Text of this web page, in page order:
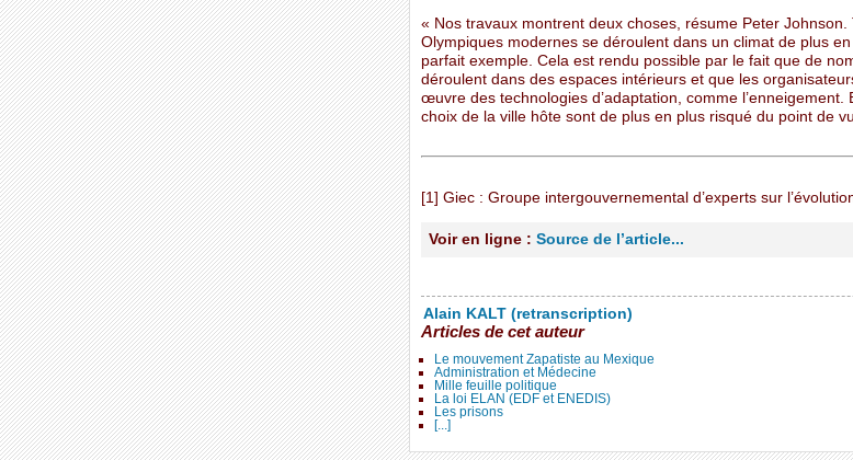
« Nos travaux montrent deux choses, résume Peter Johnson.
Olympiques modernes se déroulent dans un climat de plus
parfait exemple. Cela est rendu possible par le fait que de
déroulent dans des espaces intérieurs et que les
œuvre des technologies d’adaptation, comme l’enneigement.
choix de la ville hôte sont de plus en plus risqué du point de
[1] Giec : Groupe intergouvernemental d’experts sur
Voir en ligne : Source de l’article...
Alain KALT (retranscription)
Articles de cet auteur
Le mouvement Zapatiste au Mexique
Administration et Médecine
Mille feuille politique
La loi ELAN (EDF et ENEDIS)
Les prisons
[...]